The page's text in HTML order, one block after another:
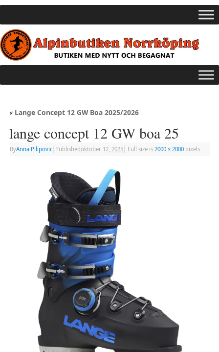
«Lange Concept 12 GW Boa 2025/2026
lange concept 12 GW boa 25
ByAnna Pilipovic| Publishedoktober 12, 2025| Full size is 2000 × 2000pixels